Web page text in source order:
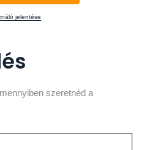
jelentése
szeretnéd a